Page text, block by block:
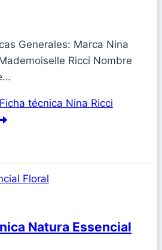
Generales: Marca Nina
Ricci Nombre
Ficha técnica Nina Ricci
Natura Essencial